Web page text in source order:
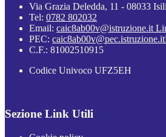
Via Grazia Deledda, 11 - 08033 Isili
Tel: 0782 802032
Email: caic8ab00v@istruzione.it
PEC: caic8ab00v@pec.istruzione.it
C.F.: 81002510915
Codice Univoco UFZ5EH
Sezione Link Utili